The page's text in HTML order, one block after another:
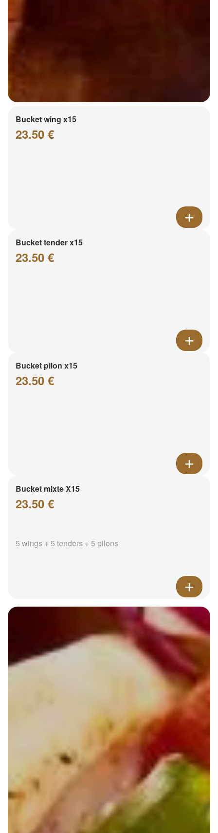
Bucket wing x15
23.50 €
Bucket tender x15
23.50 €
Bucket pilon x15
23.50 €
Bucket mixte X15
23.50 €
5 wings + 5 tenders + 5 pilons